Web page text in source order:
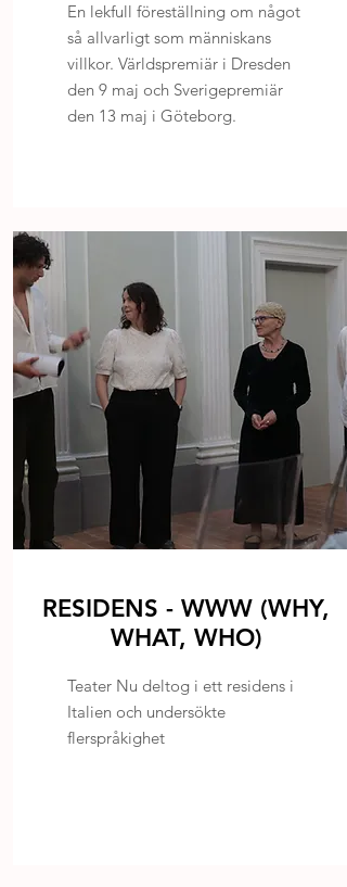
En lekfull föreställning om något
så allvarligt som människans
villkor. Världspremiär i Dresden
den 9 maj och Sverigepremiär
den 13 maj i Göteborg.
RESIDENS - WWW (WHY,
WHAT, WHO)
Teater Nu deltog i ett residens i
Italien och undersökte
flerspråkighet